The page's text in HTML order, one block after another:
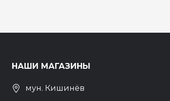
НАШИ МАГАЗИНЫ
мун. Кишинёв